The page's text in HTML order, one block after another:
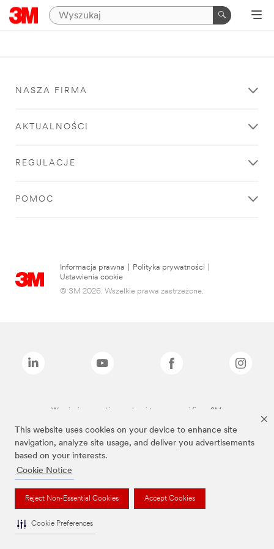
This website uses cookies on your device to enhance site
navigation, analyze site usage, and deliver you advertisements
based on your interests.
Cookie Notice
Reject Non-Essential Cookies Accept Cookies
Cookie Preferences
NASZA FIRMA
AKTUALNOŚCI
REGULACJE
POMOC
Informacja prawna Polityka prywatności
Ustawienia cookie
© 3M 2026. Wszelkie prawa zastrzeżone.
Wymienione marki są znakami towarowymi firmy 3M.